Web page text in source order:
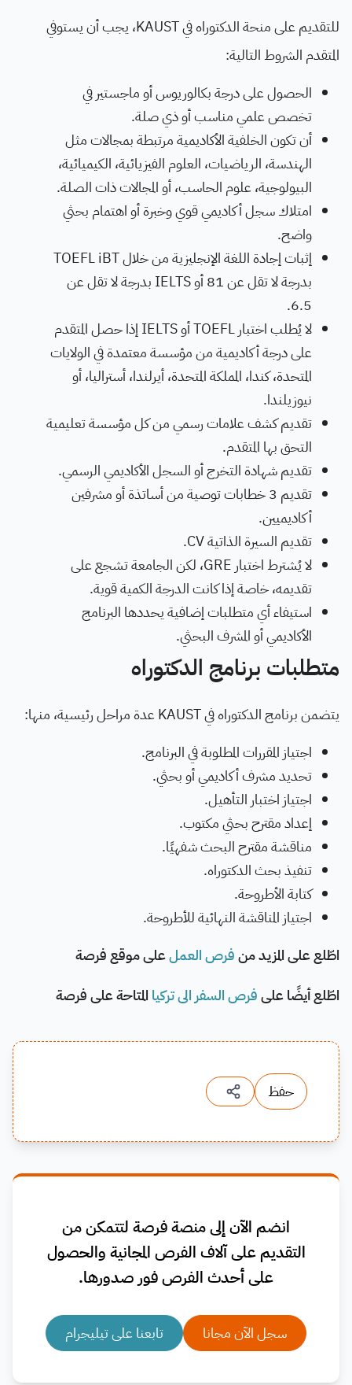
للتقديم على منحة الدكتوراه في KAUST، يجب أن يستوفي
المتقدم الشروط التالية:
الحصول على درجة بكالوريوس أو ماجستير في
تخصص علمي مناسب أو ذي صلة.
أن تكون الخلفية الأكاديمية مرتبطة بمجالات مثل
الهندسة، الرياضيات، العلوم الفيزيائية، الكيميائية،
البيولوجية، علوم الحاسب، أو المجالات ذات الصلة.
امتلاك سجل أكاديمي قوي وخبرة أو اهتمام بحثي
واضح.
إثبات إجادة اللغة الإنجليزية من خلال TOEFL iBT
بدرجة لا تقل عن 81 أو IELTS بدرجة لا تقل عن
6.5.
لا يُطلب اختبار TOEFL أو IELTS إذا حصل المتقدم
على درجة أكاديمية من مؤسسة معتمدة في الولايات
المتحدة، كندا، المملكة المتحدة، أيرلندا، أستراليا، أو
نيوزيلندا.
تقديم كشف علامات رسمي من كل مؤسسة تعليمية
التحق بها المتقدم.
تقديم شهادة التخرج أو السجل الأكاديمي الرسمي.
تقديم 3 خطابات توصية من أساتذة أو مشرفين
أكاديميين.
تقديم السيرة الذاتية CV.
لا يُشترط اختبار GRE، لكن الجامعة تشجع على
تقديمه، خاصة إذا كانت الدرجة الكمية قوية.
استيفاء أي متطلبات إضافية يحددها البرنامج
الأكاديمي أو المشرف البحثي.
متطلبات برنامج الدكتوراه
يتضمن برنامج الدكتوراه في KAUST عدة مراحل رئيسية، منها:
اجتياز المقررات المطلوبة في البرنامج.
تحديد مشرف أكاديمي أو بحثي.
اجتياز اختبار التأهيل.
إعداد مقترح بحثي مكتوب.
مناقشة مقترح البحث شفهيًا.
تنفيذ بحث الدكتوراه.
كتابة الأطروحة.
اجتياز المناقشة النهائية للأطروحة.
اطّلع على المزيد منفرص العملعلى موقع فرصة
اطّلع أيضًا علىفرص السفر الى تركيا المتاحة على فرصة
حفظ
انضم الآن إلى منصة فرصة لتتمكن من
التقديم على آلاف الفرص المجانية والحصول
على أحدث الفرص فور صدورها.
سجل الآن مجانا تابعنا على تيليجرام